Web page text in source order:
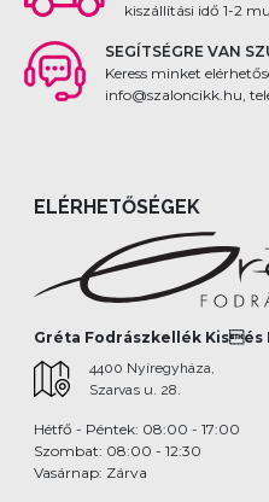
kiszállítási idő 1-2
SEGÍTSÉGRE VAN
Keress minket
info@szaloncikk.hu,
ELÉRHETŐSÉGEK
Gréta Fodrászkellék Kisés
4400 Nyíregyháza,
Szarvas u. 28.
Hétfő - Péntek: 08:00 - 17:00
Szombat: 08:00 - 12:30
Vasárnap: Zárva